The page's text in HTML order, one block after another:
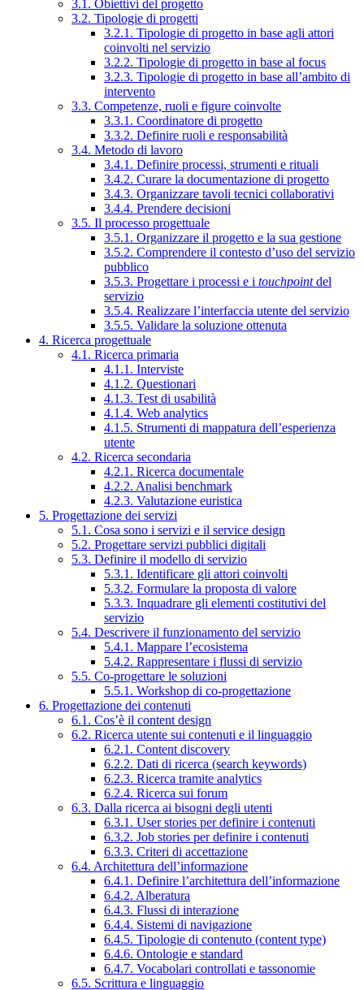
3.1. Obiettivi del progetto
3.2. Tipologie di progetti
3.2.1. Tipologie di progetto in base agli attori
coinvolti nel servizio
3.2.2. Tipologie di progetto in base al focus
3.2.3. Tipologie di progetto in base all’ambito di
intervento
3.3. Competenze, ruoli e figure coinvolte
3.3.1. Coordinatore di progetto
3.3.2. Definire ruoli e responsabilità
3.4. Metodo di lavoro
3.4.1. Definire processi, strumenti e rituali
3.4.2. Curare la documentazione di progetto
3.4.3. Organizzare tavoli tecnici collaborativi
3.4.4. Prendere decisioni
3.5. Il processo progettuale
3.5.1. Organizzare il progetto e la sua gestione
3.5.2. Comprendere il contesto d’uso del servizio
pubblico
3.5.3. Progettare i processi e i touchpointdel
servizio
3.5.4. Realizzare l’interfaccia utente del servizio
3.5.5. Validare la soluzione ottenuta
4. Ricerca progettuale
4.1. Ricerca primaria
4.1.1. Interviste
4.1.2. Questionari
4.1.3. Test di usabilità
4.1.4. Web analytics
4.1.5. Strumenti di mappatura dell’esperienza
utente
4.2. Ricerca secondaria
4.2.1. Ricerca documentale
4.2.2. Analisi benchmark
4.2.3. Valutazione euristica
5. Progettazione dei servizi
5.1. Cosa sono i servizi e il service design
5.2. Progettare servizi pubblici digitali
5.3. Definire il modello di servizio
5.3.1. Identificare gli attori coinvolti
5.3.2. Formulare la proposta di valore
5.3.3. Inquadrare gli elementi costitutivi del
servizio
5.4. Descrivere il funzionamento del servizio
5.4.1. Mappare l’ecosistema
5.4.2. Rappresentare i flussi di servizio
5.5. Co-progettare le soluzioni
5.5.1. Workshop di co-progettazione
6. Progettazione dei contenuti
6.1. Cos’è il content design
6.2. Ricerca utente sui contenuti e il linguaggio
6.2.1. Content discovery
6.2.2. Dati di ricerca (search keywords)
6.2.3. Ricerca tramite analytics
6.2.4. Ricerca sui forum
6.3. Dalla ricerca ai bisogni degli utenti
6.3.1. User stories per definire i contenuti
6.3.2. Job stories per definire i contenuti
6.3.3. Criteri di accettazione
6.4. Architettura dell’informazione
6.4.1. Definire l’architettura dell’informazione
6.4.2. Alberatura
6.4.3. Flussi di interazione
6.4.4. Sistemi di navigazione
6.4.5. Tipologie di contenuto (content type)
6.4.6. Ontologie e standard
6.4.7. Vocabolari controllati e tassonomie
6.5. Scrittura e linguaggio